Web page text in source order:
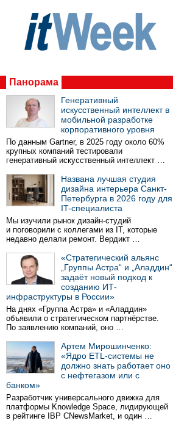
Панорама
Генеративный
искусственный интеллект в
мобильной разработке
корпоративного уровня
По данным Gartner, в 2025 году около 60%
крупных компаний тестировали
генеративный искусственный интеллект …
Названа лучшая студия
дизайна интерьера Санкт-
Петербурга в 2026 году для
IT-специалиста
Мы изучили рынок дизайн-студий
и поговорили с коллегами из IT, которые
недавно делали ремонт. Вердикт …
«Стратегический альянс
„Группы Астра“ и „Аладдин“
задаёт новый подход к
созданию ИТ-
инфраструктуры в России»
На днях «Группа Астра» и «Аладдин»
объявили о стратегическом партнёрстве.
По заявлению компаний, оно …
Артем Мирошинченко:
«Ядро ETL-системы не
должно знать работает оно
с нефтегазом или с
банком»
Разработчик универсального движка для
платформы Knowledge Space, лидирующей
в рейтинге IBP CNewsMarket, и один …